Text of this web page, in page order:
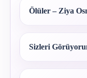
Ölüler – Ziya
Sizleri